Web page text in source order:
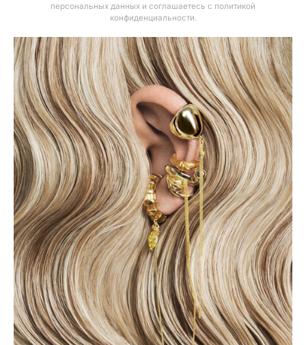
персональных данных и соглашаетесь с политикой
конфиденциальности.